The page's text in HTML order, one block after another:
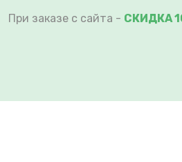
При заказе с сайта - СКИДКА